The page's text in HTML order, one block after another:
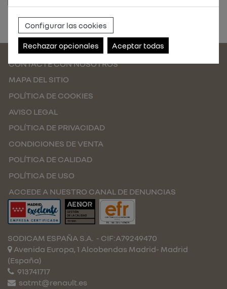
Referencia:33172-5
CONTACTE CON NOSOTROS
MAPA DEL SITIO
POLÍTICA DE COOKIES
AVISO LEGAL
POLÍTICA DE PRIVACIDAD
CONDICIONES DE VENTA
POLÍTICA DE CALIDAD
POLÍTICA DE USO
ACCEDE A NUESTRO CANAL DE DENUNCIAS
SODICAM ESPAÑA S.A. - CIF:A79249470
Avenida Europa, 1 Alcobendas Madrid- Madrid
(España)
913741717
satmt@renault.es
Configurar las cookies
Rechazar opcionales Aceptar todas